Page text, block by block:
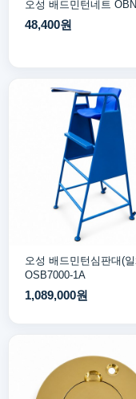
오성 배드민턴네트
48,400원
오성 배드민턴심판대(
OSB7000-1A
1,089,000원